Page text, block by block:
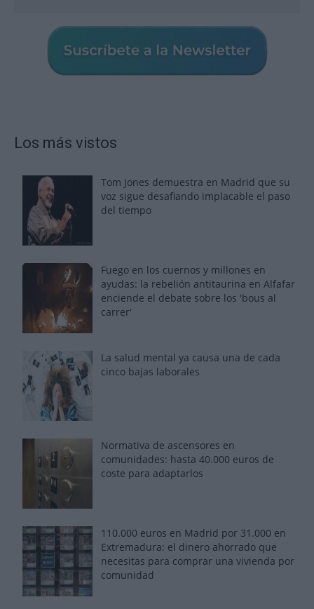
Los más vistos
Tom Jones demuestra en Madrid que su
voz sigue desafiando implacable el paso
del tiempo
Fuego en los cuernos y millones en
ayudas: la rebelión antitaurina en Alfafar
enciende el debate sobre los 'bous al
carrer'
La salud mental ya causa una de cada
cinco bajas laborales
Normativa de ascensores en
comunidades: hasta 40.000 euros de
coste para adaptarlos
110.000 euros en Madrid por 31.000 en
Extremadura: el dinero ahorrado que
necesitas para comprar una vivienda por
comunidad